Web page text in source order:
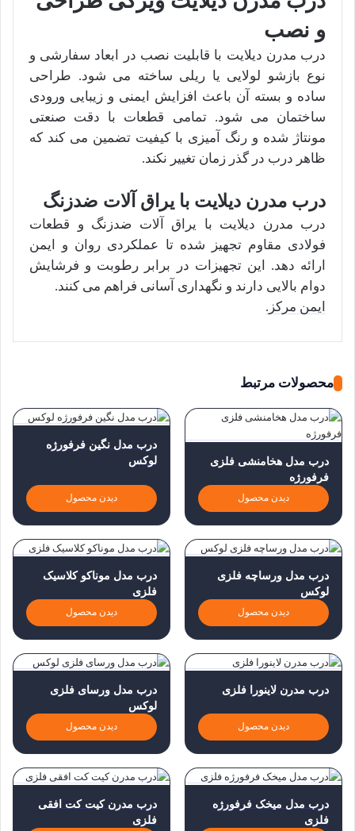
و نصب
درب مدرن دیلایت با قابلیت نصب در ابعاد سفارشی و
نوع بازشو لولایی یا ریلی ساخته می شود. طراحی
ساده و بسته آن باعث افزایش ایمنی و زیبایی ورودی
ساختمان می شود. تمامی قطعات با دقت صنعتی
مونتاژ شده و رنگ آمیزی با کیفیت تضمین می کند که
ظاهر درب در گذر زمان تغییر نکند.
درب مدرن دیلایت با یراق آلات ضدزنگ
درب مدرن دیلایت با یراق آلات ضدزنگ و قطعات
فولادی مقاوم تجهیز شده تا عملکردی روان و ایمن
ارائه دهد. این تجهیزات در برابر رطوبت و فرشایش
دوام بالایی دارند و نگهداری آسانی فراهم می کنند.
ایمن مرکز.
محصولات مرتبط
درب مدل هخامنشی فلزی
فرفورژه
دیدن محصول
درب مدل نگین فرفورژه
لوکس
دیدن محصول
درب مدل ورساچه فلزی
لوکس
دیدن محصول
درب مدل موناکو کلاسیک
فلزی
دیدن محصول
درب مدرن لاینورا فلزی
دیدن محصول
درب مدل ورسای فلزی
لوکس
دیدن محصول
درب مدل میخک فرفورژه
فلزی
درب مدرن کیت کت افقی
فلزی